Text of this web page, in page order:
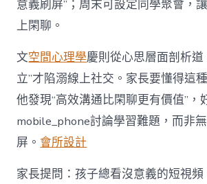
意義刷屏”；周末可設定同學聚會，
上閑聊。
文空間心理學慶則從心思層面剖析道
立”才陷溺線上社交。家長要懂得這
他發現“高效溝通比閑聊更有價值”，
mobile_phone討論學習難題，而非
屏。會所設計
家長提問：孩子總看沒意義的短視